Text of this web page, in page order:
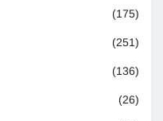
(175)
(251)
(136)
(26)